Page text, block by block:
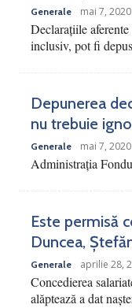
Generale mai 7, 2020
Declarațiile
inclusiv, pot fi
Depunerea
nu trebuie
Generale mai 7, 2020
Administrația
Este permisă
Duncea,
Generale aprilie 28,
Concedierea
alăptează a dat